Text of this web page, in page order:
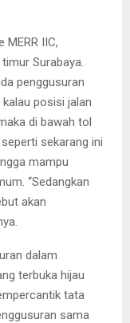
IIC,
Surabaya.
penggusuran
posisi jalan
di bawah tol
sekarang ini
mampu
“Sedangkan
akan
dalam
terbuka hijau
tata
sama